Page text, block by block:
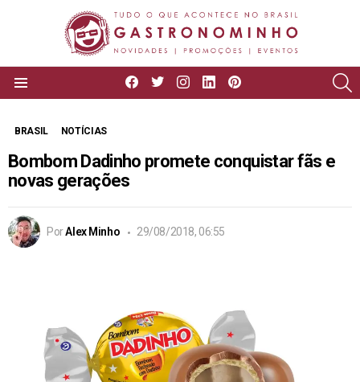
facebooktwitterinstagram
linkedin
BRASIL NOTÍCIAS
Bombom Dadinho promete conquistar fãs e
novas gerações
PorAlex Minho 29/08/2018, 06:55